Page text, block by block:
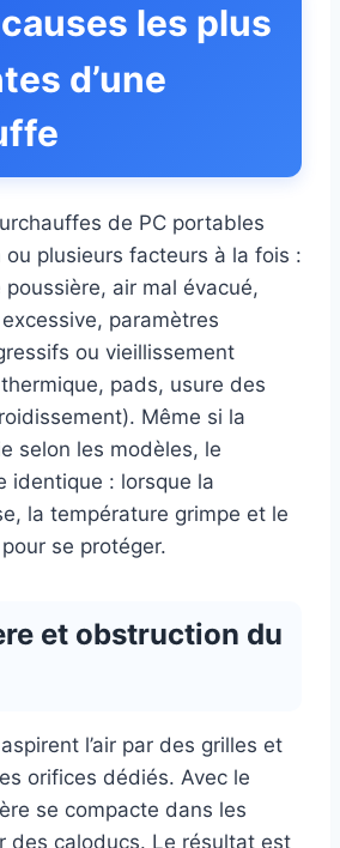
les plus
d’une
de PC portables
ou plusieurs facteurs à la fois :
air mal évacué,
paramètres
ou vieillissement
pads, usure des
Même si la
selon les modèles, le
identique : lorsque la
la température grimpe et le
se protéger.
et obstruction du
l’air par des grilles et
orifices dédiés. Avec le
se compacte dans les
des caloducs. Le résultat est